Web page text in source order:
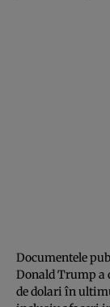
Documentele
Donald Trump a
de dolari în